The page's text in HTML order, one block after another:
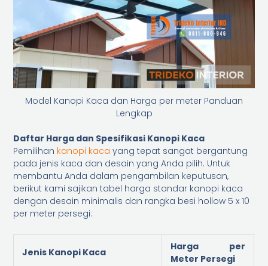
Model Kanopi Kaca dan Harga per meter Panduan
Lengkap
Daftar Harga dan Spesifikasi Kanopi Kaca
Pemilihan kanopi kaca yang tepat sangat bergantung
pada jenis kaca dan desain yang Anda pilih. Untuk
membantu Anda dalam pengambilan keputusan,
berikut kami sajikan tabel harga standar kanopi kaca
dengan desain minimalis dan rangka besi hollow 5 x 10
per meter persegi:
Jenis Kanopi Kaca
Harga per
Meter Persegi